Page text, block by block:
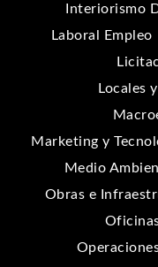
Interiorismo
Laboral Empleo
Locales
Marketing y
Medio
Obras e